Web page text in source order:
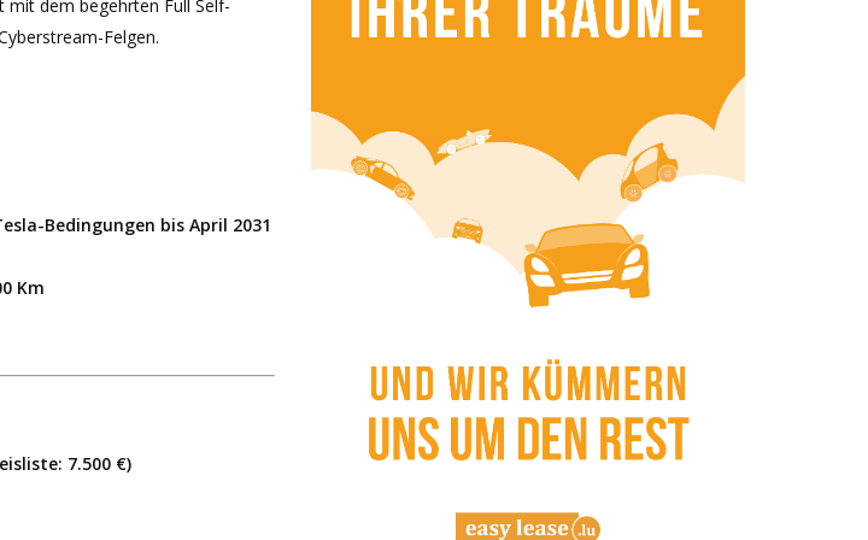
mit dem begehrten Full Self-
Felgen.
Bedingungen bis April 2031
Km
7.500 €)